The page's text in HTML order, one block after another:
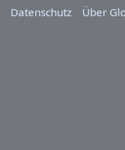
Datenschutz
Über